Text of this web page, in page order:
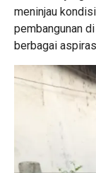
meninjau
pembangunan
berbagai